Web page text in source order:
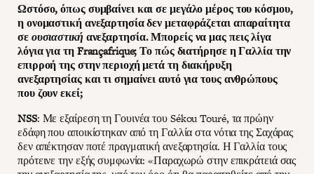
Ωστόσο, όπως συμβαίνει και σε μεγάλο μέρος του κόσμου,
η ονομαστική ανεξαρτησία δεν μεταφράζεται απαραίτητα
σεουσιαστική ανεξαρτησία. Μπορείς να μας πεις λίγα
λόγια για τη Françafrique; Το πώς διατήρησε η Γαλλία την
επιρροή της στην περιοχή μετά τη διακήρυξη
ανεξαρτησίας και τι σημαίνει αυτό για τους ανθρώπους
που ζουν εκεί;
NSS: Με εξαίρεση τη Γουινέα του Sékou Touré, τα πρώην
εδάφη που αποικίστηκαν από τη Γαλλία στα νότια της Σαχάρας
δεν απέκτησαν ποτέ πραγματική ανεξαρτησία. Η Γαλλία τους
πρότεινε την εξής συμφωνία: «Παραχωρώ στην επικράτειά σας